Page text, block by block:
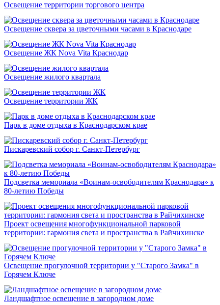
Освещение территории торгового центра
Освещение сквера за цветочными часами в Краснодаре
Освещение ЖК Nova Vita Краснодар
Освещение жилого квартала
Освещение территории ЖК
Парк в доме отдыха в Краснодарском крае
Пискаревский собор г. Санкт-Петербург
Подсветка мемориала «Воинам-освободителям Краснодара» к
80-летию Победы
Проект освещения многофункциональной парковой
территории: гармония света и пространства в Райчихинске
Освещение прогулочной территории у "Старого Замка" в
Горячем Ключе
Ландшафтное освещение в загородном доме